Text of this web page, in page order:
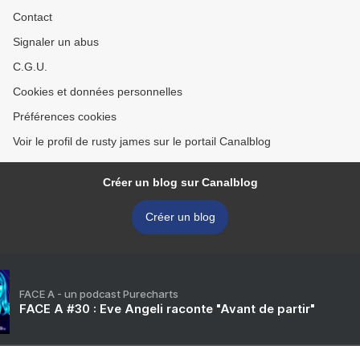
Contact
Signaler un abus
C.G.U.
Cookies et données personnelles
Préférences cookies
Voir le profil de rusty james sur le portail Canalblog
Créer un blog sur Canalblog
Créer un blog
FACE A - un podcast Purecharts
FACE A #30 : Eve Angeli raconte "Avant de partir"